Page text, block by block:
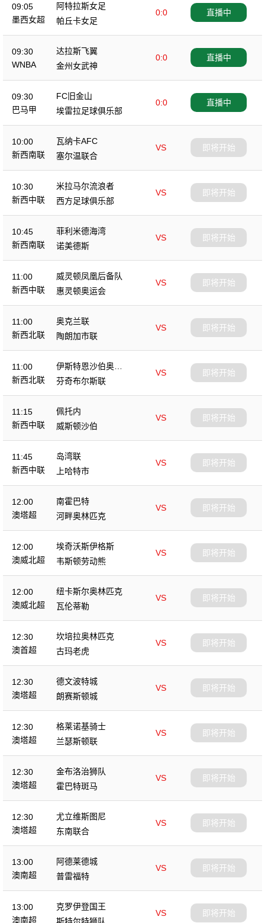
09:05
墨西女超
阿特拉斯女足
0:0
帕丘卡女足
直播中
09:30
WNBA
达拉斯飞翼
0:0
金州女武神
直播中
09:30
巴马甲
FC旧金山
0:0
埃雷拉足球俱乐部
直播中
10:00
新西南联
瓦纳卡AFC
VS
塞尔温联合
即将开始
10:30
新西中联
米拉马尔流浪者
VS
西方足球俱乐部
即将开始
10:45
新西南联
菲利米德海湾
VS
诺美德斯
即将开始
11:00
新西中联
威灵顿凤凰后备队
VS
惠灵顿奥运会
即将开始
11:00
新西北联
奥克兰联
VS
陶朗加市联
即将开始
11:00
新西北联
伊斯特恩沙伯奥克
兰
VS
芬奇布尔斯联
即将开始
11:15
新西中联
佩托内
VS
威斯顿沙伯
即将开始
11:45
新西中联
岛湾联
VS
上哈特市
即将开始
12:00
澳塔超
南霍巴特
VS
河畔奥林匹克
即将开始
12:00
澳威北超
埃奇沃斯伊格斯
VS
韦斯顿劳动熊
即将开始
12:00
澳威北超
纽卡斯尔奥林匹克
VS
瓦伦蒂勒
即将开始
12:30
澳首超
坎培拉奥林匹克
VS
古玛老虎
即将开始
12:30
澳塔超
德文波特城
VS
朗赛斯顿城
即将开始
12:30
澳塔超
格莱诺基骑士
VS
兰瑟斯顿联
即将开始
12:30
澳塔超
金布洛治狮队
VS
霍巴特斑马
即将开始
12:30
澳塔超
尤立维斯图尼
VS
东南联合
即将开始
13:00
澳南超
阿德莱德城
VS
普雷福特
即将开始
13:00
澳南超
克罗伊登国王
VS
即将开始